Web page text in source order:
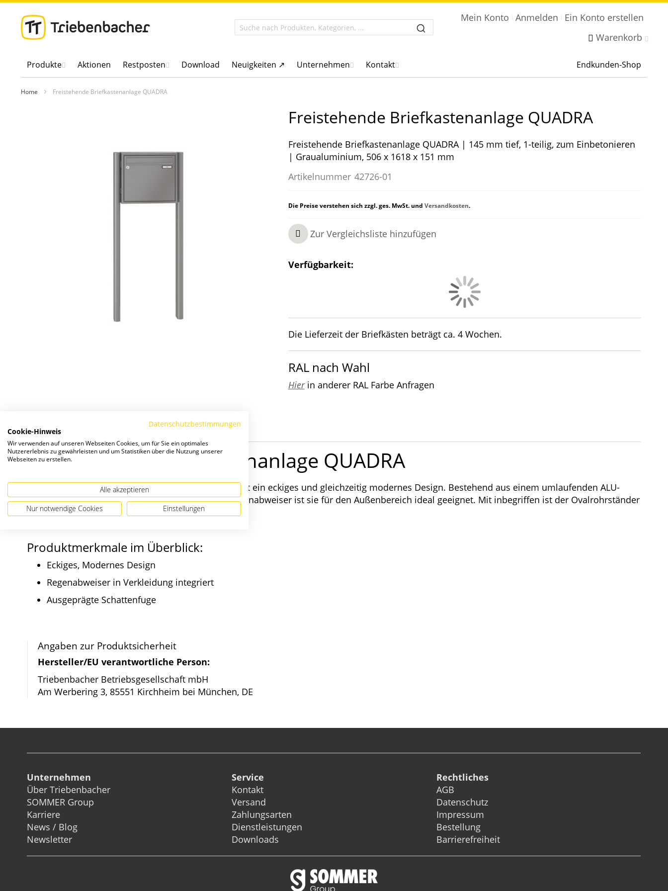
Direkt
zum
Mein Konto Anmelden
Ein Konto erstellen
Warenkorb
Produkte Aktionen Restposten Download Neuigkeiten ↗ Unternehmen Kontakt Endkunden-Shop
Home Freistehende Briefkastenanlage QUADRA
Freistehende Briefkastenanlage QUADRA
Freistehende Briefkastenanlage QUADRA | 145 mm tief, 1-teilig, zum Einbetonieren
| Graualuminium, 506 x 1618 x 151 mm
Artikelnummer 42726-01
Die Preise verstehen sich zzgl. ges. MwSt. und Versandkosten.
Zur Vergleichsliste hinzufügen
Verfügbarkeit:
Die Lieferzeit der Briefkästen beträgt ca. 4 Wochen.
RAL nach Wahl
Hierin anderer RAL Farbe Anfragen
Details
Freistehende Briefkastenanlage QUADRA
Die hochwertige 4-seitige Verkleidung QUADRA bietet ein eckiges und gleichzeitig modernes Design. Bestehend aus einem umlaufenden ALU-
Profil, farbig pulverbeschichtet mit integriertem Regenabweiser ist sie für den Außenbereich ideal geeignet. Mit inbegriffen ist der Ovalrohrständer
105 x 45 mm.
Produktmerkmale im Überblick:
Eckiges, Modernes Design
Regenabweiser in Verkleidung integriert
Ausgeprägte Schattenfuge
Angaben zur Produktsicherheit
Hersteller/EU verantwortliche Person:
Triebenbacher Betriebsgesellschaft mbH
Am Werbering 3, 85551 Kirchheim bei München, DE
Unternehmen
Über Triebenbacher
SOMMER Group
Karriere
News / Blog
Newsletter
Service
Kontakt
Versand
Zahlungsarten
Dienstleistungen
Downloads
Rechtliches
AGB
Datenschutz
Impressum
Bestellung
Barrierefreiheit
Datenschutzbestimmungen
Cookie-Hinweis
Wir verwenden auf unseren Webseiten Cookies, um für Sie ein optimales
Nutzererlebnis zu gewährleisten und um Statistiken über die Nutzung unserer
Webseiten zu erstellen.
Alle akzeptieren
Nur notwendige Cookies Einstellungen